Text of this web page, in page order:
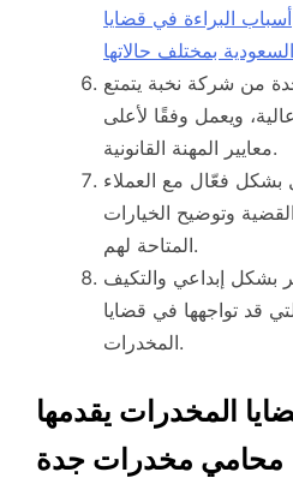
أسباب البراءة في قضايا
بمختلف حالاتها
من شركة نخبة يتمتع
ويعمل وفقًا لأعلى
معايير المهنة القانونية.
بشكل فعّال مع العملاء
وتوضيح الخيارات
المتاحة لهم.
بشكل إبداعي والتكيف
قد تواجهها في قضايا
المخدرات.
المخدرات يقدمها
محامي مخدرات جدة